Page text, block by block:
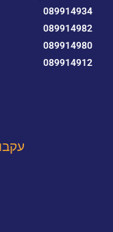
089914934
089914982
089914980
089914912